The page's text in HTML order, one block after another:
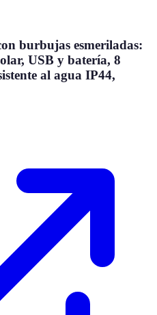
burbujas esmeriladas:
USB y batería, 8
al agua IP44,